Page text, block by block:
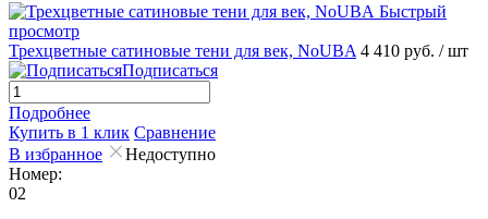
Быстрый
просмотр
Трехцветные сатиновые тени для век, NoUBA 4 410 руб. / шт
Подписаться
Подробнее
Купить в 1 клик Сравнение
В избранное
Недоступно
Номер:
02